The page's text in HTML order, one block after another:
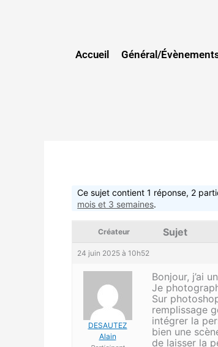
Accueil Général/
Ce sujet contient 1 réponse, 2
mois et 3 semaines.
Créateur Sujet
24 juin 2025 à 10h52
DESAUTEZ
Alain
Bonjour, j’ai
Je
Sur
remplissage
intégrer la
bien une
de laisser la